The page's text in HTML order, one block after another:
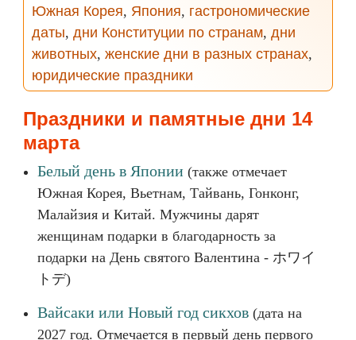
Южная Корея, Япония, гастрономические
даты, дни Конституции по странам, дни
животных, женские дни в разных странах,
юридические праздники
Праздники и памятные дни 14
марта
Белый день в Японии (также отмечает
Южная Корея, Вьетнам, Тайвань, Гонконг,
Малайзия и Китай. Мужчины дарят
женщинам подарки в благодарность за
подарки на День святого Валентина - ホワイ
トデ)
Вайсаки или Новый год сикхов (дата на
2027 год. Отмечается в первый день первого